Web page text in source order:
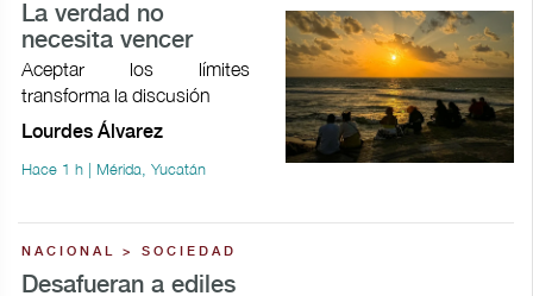
La verdad no
necesita vencer
Aceptar los límites
transforma la discusión
Lourdes Álvarez
Hace 1 h | Mérida, Yucatán
NACIONAL > SOCIEDAD
Desafueran a ediles